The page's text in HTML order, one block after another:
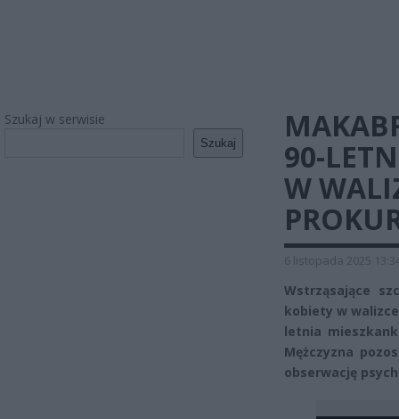
Szukaj w serwisie
Szukaj
90-
W
6 listopada 2025
Wstrząsające
kobiety w
letnia
Mężczyzna
obserwację